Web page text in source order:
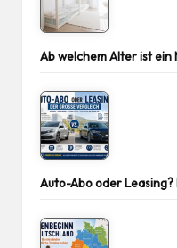
Ab welchem Alter ist
Auto-Abo oder